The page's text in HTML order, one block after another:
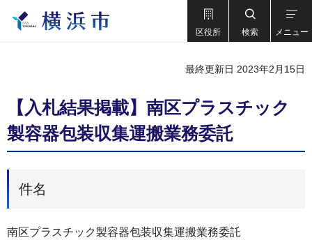
区役所 検索 メニュー
最終更新日 2023年2月15日
【入札結果掲載】南区プラスチック
製容器包装収集運搬業務委託
件名
南区プラスチック製容器包装収集運搬業務委託